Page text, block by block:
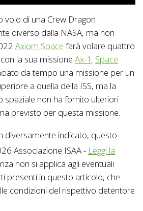
volo di una Crew Dragon
diverso dalla NASA, ma non
Axiom Space farà volare quattro
la sua missione Ax-1 . Space
da tempo una missione per un
a quella della ISS, ma la
spaziale non ha fornito ulteriori
previsto per questa missione.
diversamente indicato, questo
Associazione ISAA - Leggi la
non si applica agli eventuali
presenti in questo articolo, che
condizioni del rispettivo detentore